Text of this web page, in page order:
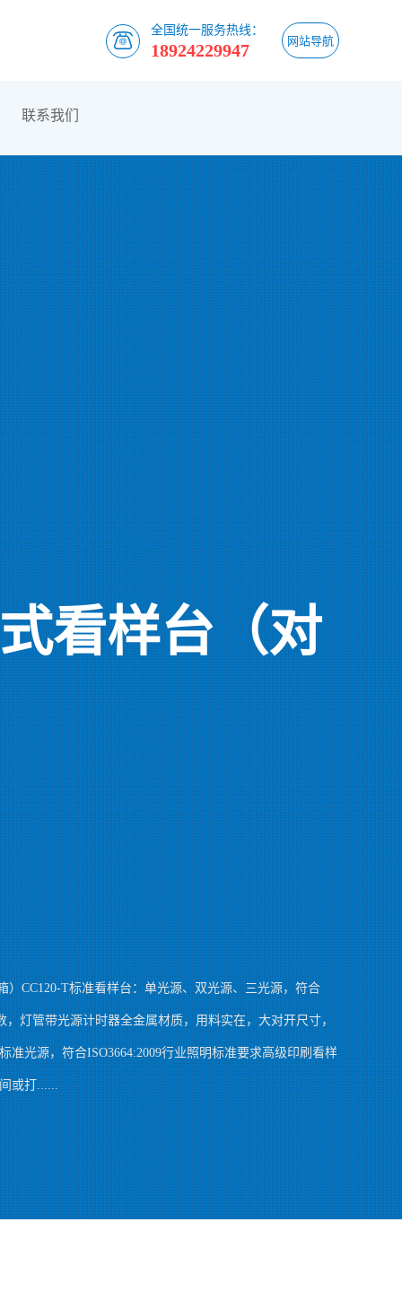
全国统一服务热线：
18924229947 网站导航
联系我们
看样台（对
）CC120-T标准看样台：单光源、双光源、三光源，符合
，灯管带光源计时器全金属材质，用料实在，大对开尺寸，
准光源，符合ISO3664:2009行业照明标准要求高级印刷看样
或打......